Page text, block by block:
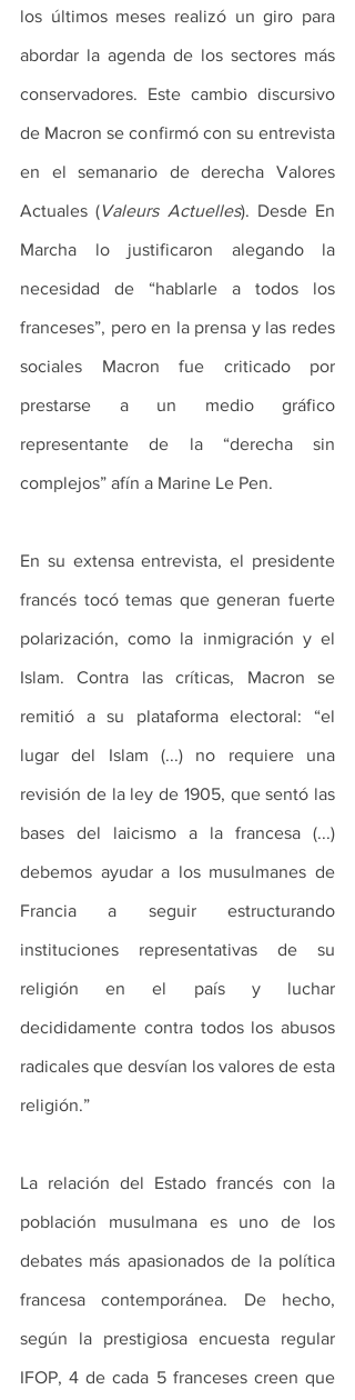
los últimos meses realizó un giro para
abordar la agenda de los sectores más
conservadores. Este cambio discursivo
de Macron se confirmó con su entrevista
en el semanario de derecha Valores
Actuales (Valeurs Actuelles). Desde En
Marcha lo justificaron alegando la
necesidad de “hablarle a todos los
franceses”, pero en la prensa y las redes
sociales Macron fue criticado por
prestarse a un medio gráfico
representante de la “derecha sin
complejos” afín a Marine Le Pen.
En su extensa entrevista, el presidente
francés tocó temas que generan fuerte
polarización, como la inmigración y el
Islam. Contra las críticas, Macron se
remitió a su plataforma electoral: “el
lugar del Islam (...) no requiere una
revisión de la ley de 1905, que sentó las
bases del laicismo a la francesa (...)
debemos ayudar a los musulmanes de
Francia a seguir estructurando
instituciones representativas de su
religión en el país y luchar
decididamente contra todos los abusos
radicales que desvían los valores de esta
religión.”
La relación del Estado francés con la
población musulmana es uno de los
debates más apasionados de la política
francesa contemporánea. De hecho,
según la prestigiosa encuesta regular
IFOP, 4 de cada 5 franceses creen que